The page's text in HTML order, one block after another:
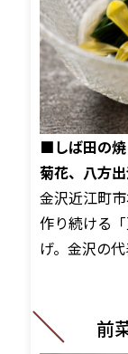
■しば田の焼
菊花、八方
金沢近江町
作り続ける
げ。金沢の
前